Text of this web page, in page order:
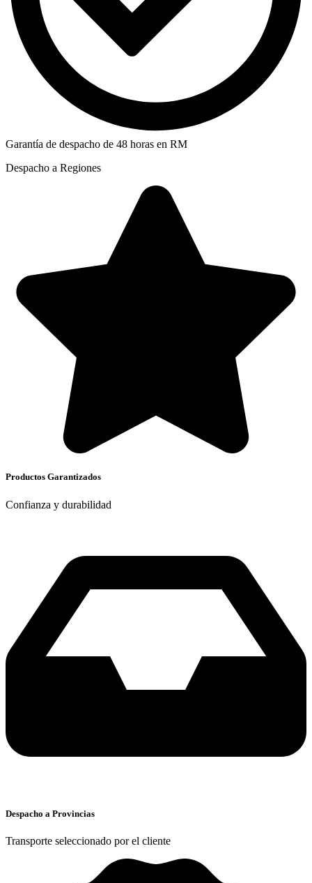
Garantía de despacho de 48 horas en RM
Despacho a Regiones
Productos Garantizados
Confianza y durabilidad
Despacho a Provincias
Transporte seleccionado por el cliente